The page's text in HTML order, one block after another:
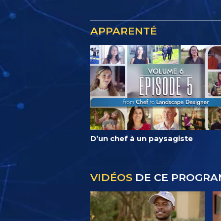
APPARENTÉ
D’un chef à un paysagiste
VIDÉOS DE CE